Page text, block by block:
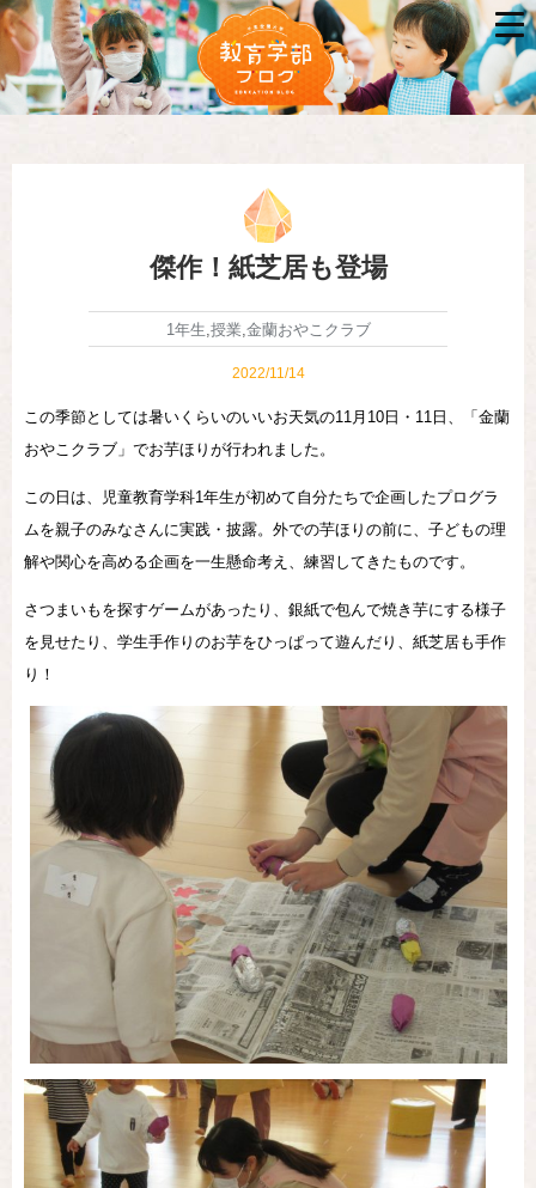
傑作！紙芝居も登場
2022/11/14
1年生 授業 金蘭おやこクラブ
この季節としては暑いくらいのいいお天気の11月10日・11日、「金蘭
おやこクラブ」でお芋ほりが行われました。
この日は、児童教育学科1年生が初めて自分たちで企画したプログラ
ムを親子のみなさんに実践・披露。外での芋ほりの前に、子どもの理
解や関心を高める企画を一生懸命考え、練習してきたものです。
さつまいもを探すゲームがあったり、銀紙で包んで焼き芋にする様子
を見せたり、学生手作りのお芋をひっぱって遊んだり、紙芝居も手作
り！